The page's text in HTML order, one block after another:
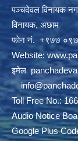
पञ्चदेवल विनायक
विनायक, अछाम
फाेन नं‍‍‍‍. ‌+९७७
Website:
इमेल
‌ ‌
Toll Free No.:
Audio Notice
Google Plus